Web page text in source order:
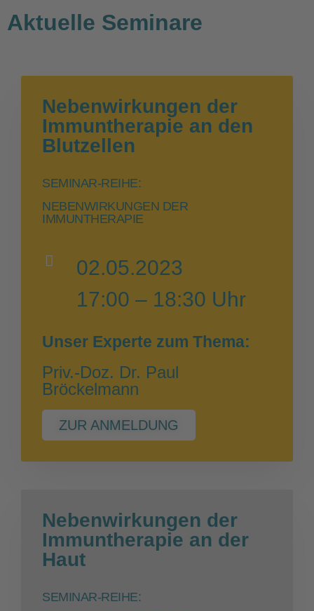
Aktuelle Seminare
Nebenwirkungen der
Immuntherapie an den
Blutzellen
SEMINAR-REIHE:
NEBENWIRKUNGEN DER
IMMUNTHERAPIE
02.05.2023
17:00 – 18:30 Uhr
Unser Experte zum Thema:
Priv.-Doz. Dr. Paul
Bröckelmann
ZUR ANMELDUNG
Nebenwirkungen der
Immuntherapie an der
Haut
SEMINAR-REIHE: